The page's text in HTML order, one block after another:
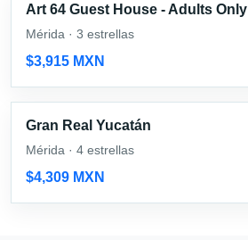
Art 64 Guest House - Adults Only
Mérida · 3 estrellas
$3,915 MXN
Gran Real Yucatán
Mérida · 4 estrellas
$4,309 MXN